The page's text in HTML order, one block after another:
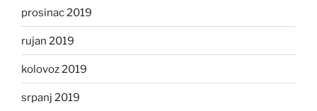
prosinac 2019
rujan 2019
kolovoz 2019
srpanj 2019